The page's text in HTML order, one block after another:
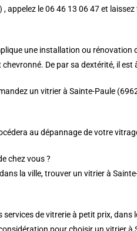
appelez le 06 46 13 06 47 et
une installation ou
De par sa dextérité, il
un vitrier à Sainte-Paule
au dépannage de votre
chez vous ?
la ville, trouver un vitrier à
de vitrerie à petit prix,